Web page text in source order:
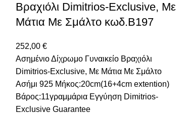
Βραχιόλι Dimitrios-Exclusive, Mε
Μάτια Με Σμάλτο κωδ.B197
252,00 €
Ασημένιο Δίχρωμο Γυναικείο Βραχιόλι
Dimitrios-Exclusive, Mε Μάτια Με Σμάλτο
Ασήμι 925 Μήκος:20cm(16+4cm extention)
Βάρος:11γραμμάρια Εγγύηση Dimitrios-
Exclusive Guarantee